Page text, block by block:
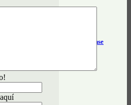
actualizada de Unión Platense